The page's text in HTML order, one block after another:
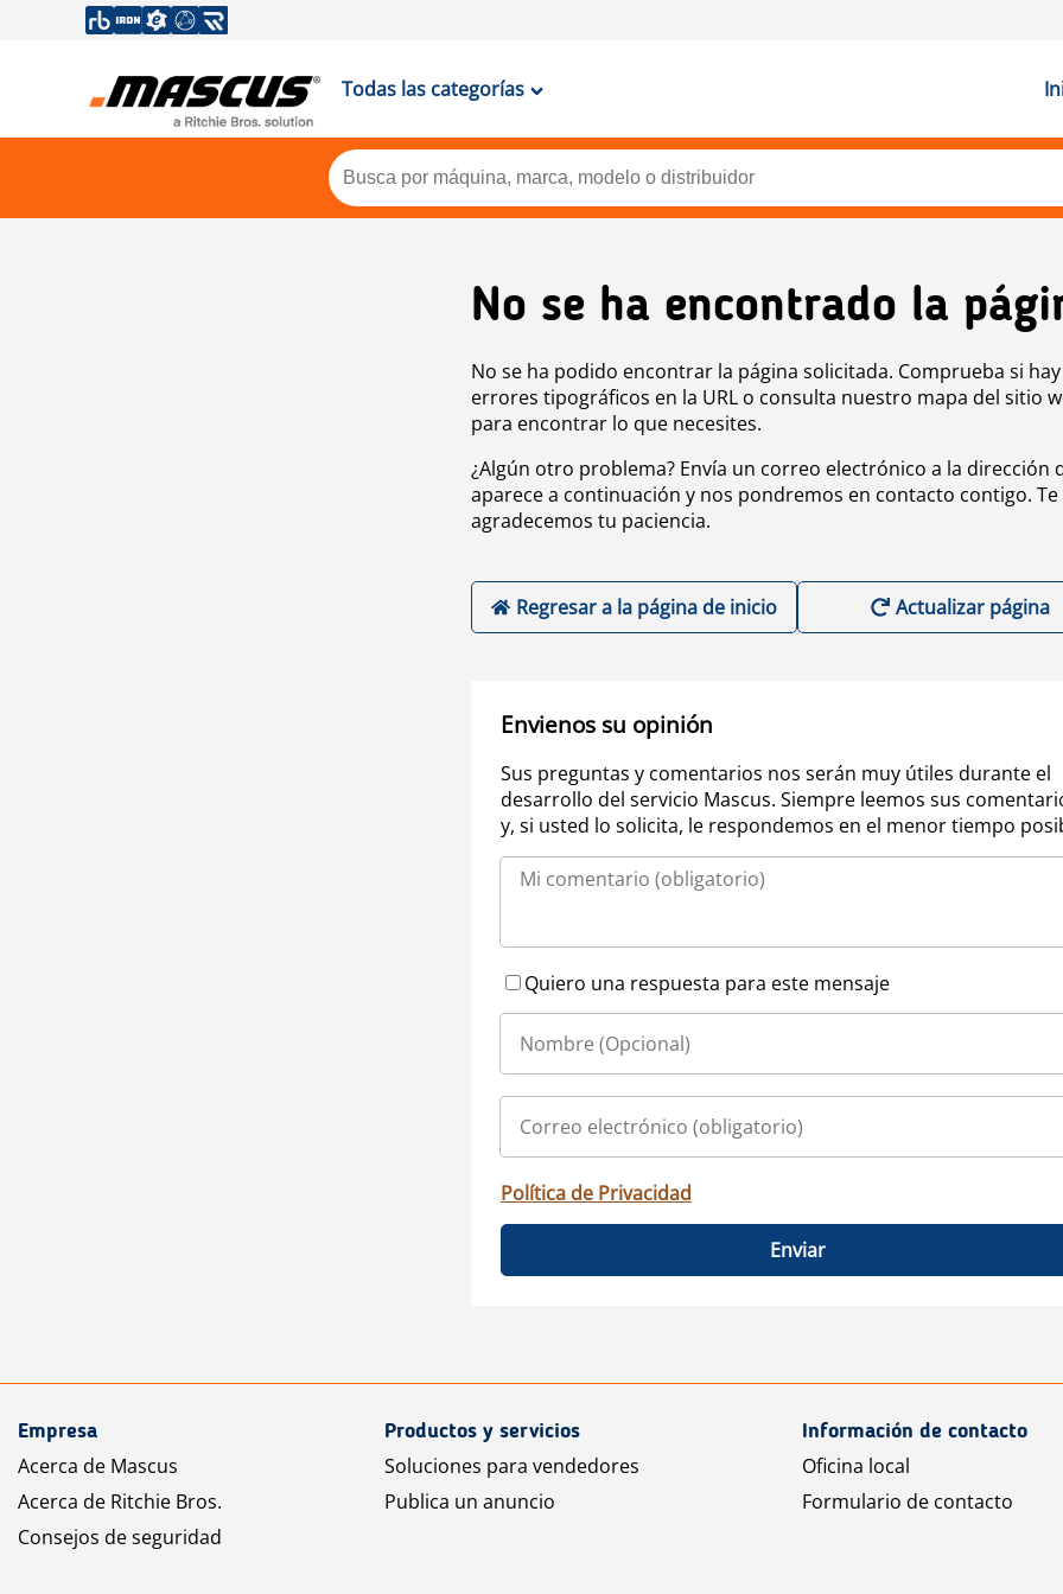
Todas las categorías
No se ha encontrado la
No se ha podido encontrar la página solicitada. Comprueba si hay
errores tipográficos en la URL o consulta nuestro mapa del sitio
para encontrar lo que necesites.
¿Algún otro problema? Envía un correo electrónico a la dirección
aparece a continuación y nos pondremos en contacto contigo. Te
agradecemos tu paciencia.
Regresar a la página de inicio Actualizar página
Envienos su opinión
Sus preguntas y comentarios nos serán muy útiles durante el
desarrollo del servicio Mascus. Siempre leemos sus
y, si usted lo solicita, le respondemos en el menor tiempo
Quiero una respuesta para este mensaje
Política de Privacidad
Enviar
Empresa
Acerca de Mascus
Acerca de Ritchie Bros.
Consejos de seguridad
Productos y servicios
Soluciones para vendedores
Publica un anuncio
Información de contacto
Oficina local
Formulario de contacto